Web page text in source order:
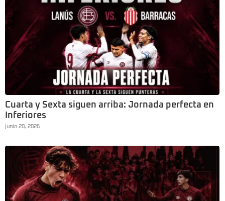
Cuarta y Sexta siguen arriba: Jornada perfecta en
Inferiores
junio 20, 2026